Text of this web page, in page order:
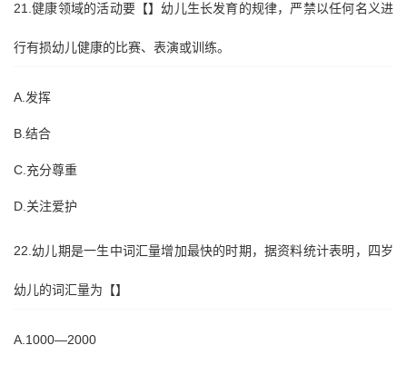
21.健康领域的活动要【】幼儿生长发育的规律，严禁以任何名义进
行有损幼儿健康的比赛、表演或训练。
A.发挥
B.结合
C.充分尊重
D.关注爱护
22.幼儿期是一生中词汇量增加最快的时期，据资料统计表明，四岁
幼儿的词汇量为【】
A.1000—2000